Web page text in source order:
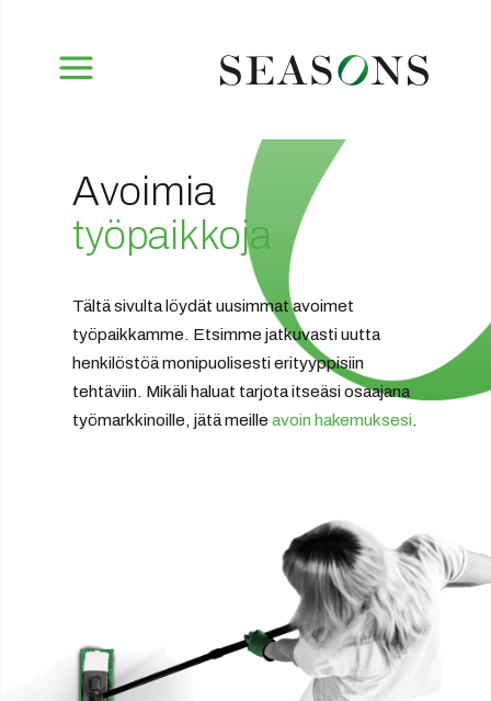
Avoimia
työpaikkoja
Tältä sivulta löydät uusimmat avoimet
työpaikkamme. Etsimme jatkuvasti uutta
henkilöstöä monipuolisesti erityyppisiin
tehtäviin. Mikäli haluat tarjota itseäsi osaajana
työmarkkinoille, jätä meilleavoin hakemuksesi.